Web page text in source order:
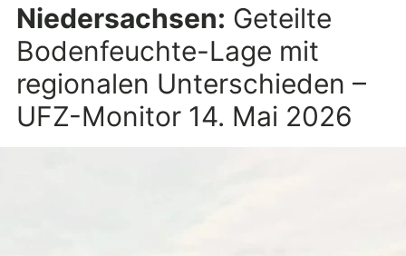
Niedersachsen: Geteilte
Bodenfeuchte-Lage mit
regionalen Unterschieden –
UFZ-Monitor 14. Mai 2026